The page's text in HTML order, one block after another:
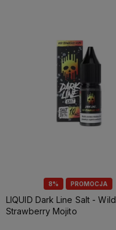
8% PROMOCJA
LIQUID Dark Line Salt - Wild
Strawberry Mojito